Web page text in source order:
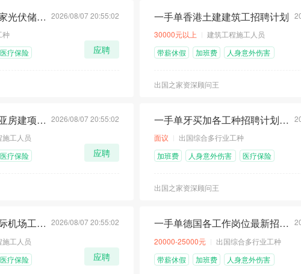
2026/08/07 20:55:02
一手单马来西亚等国家光伏储能工程招聘计划 顶 荐
急
种
应聘
医疗保险
一手单香港土建建筑工招聘计划
30000元以上
建筑工程施工人员
带薪休假 加班费
人身意外伤害
出国之家资深顾问王
2026/08/07 20:55:02
一手单央企阿尔及利亚房建项目招聘计划 顶 荐
急
工人员
应聘
医疗保险
一手单牙买加各工种招聘计划汇总
面议
出国综合多行业工种
加班费
人身意外伤害
医疗保险
出国之家资深顾问王
2026/08/07 20:55:02
一手单央企阿联酋国际机场工程招聘计划 顶 荐
急
工人员
应聘
医疗保险
一手单德国各工作岗位最新招聘计划
20000-25000元
出国综合多行业工种
带薪休假 加班费
人身意外伤害